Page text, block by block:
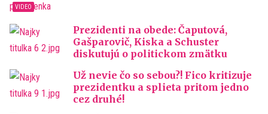
Prezidenti na obede: Čaputová,
Gašparovič, Kiska a Schuster
diskutujú o politickom zmätku
Už nevie čo so sebou?! Fico kritizuje
prezidentku a splieta pritom jedno
cez druhé!